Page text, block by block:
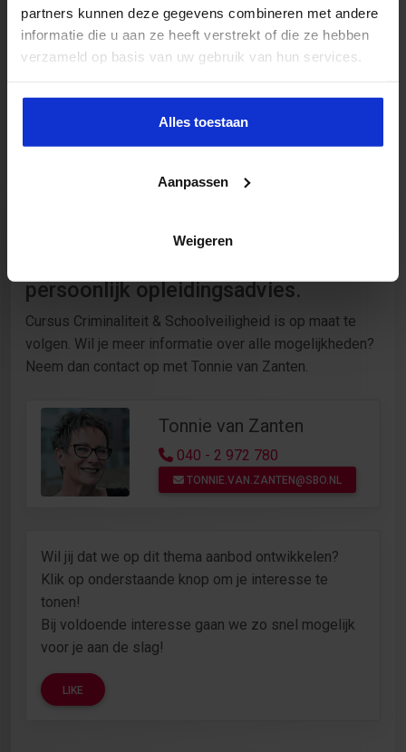
partners kunnen deze gegevens combineren met andere
informatie die u aan ze heeft verstrekt of die ze hebben
verzameld op basis van uw gebruik van hun services.
Alles toestaan
Aanpassen
Weigeren
Wil je deze opleiding graag volgen?
persoonlijk opleidingsadvies.
Cursus Criminaliteit & Schoolveiligheid is op maat te
volgen. Wil je meer informatie over alle mogelijkheden?
Neem dan contact op met Tonnie van Zanten.
Tonnie van Zanten
040 - 2 972 780
TONNIE.VAN.ZANTEN@SBO.NL
Wil jij dat we op dit thema aanbod ontwikkelen?
Klik op onderstaande knop om je interesse te
tonen!
Bij voldoende interesse gaan we zo snel mogelijk
voor je aan de slag!
LIKE